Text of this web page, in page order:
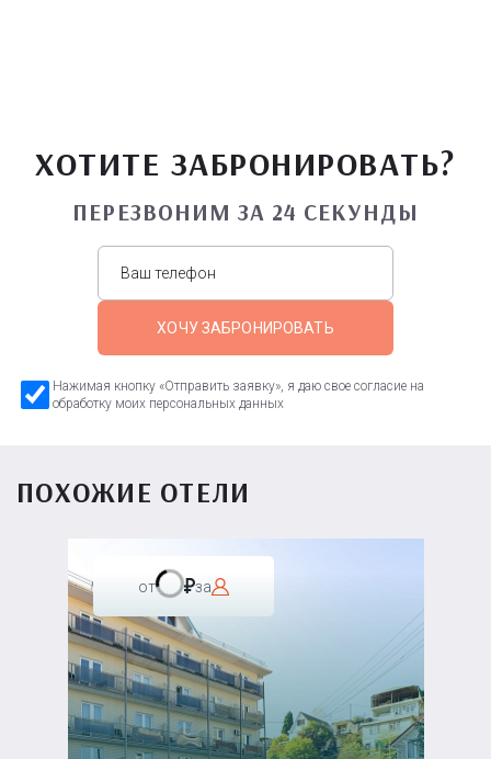
ХОТИТЕ ЗАБРОНИРОВАТЬ?
ПЕРЕЗВОНИМ ЗА 24 СЕКУНДЫ
ХОЧУ ЗАБРОНИРОВАТЬ
Нажимая кнопку «Отправить заявку», я даю свое согласие на
обработку моих персональных данных
ПОХОЖИЕ ОТЕЛИ
от за